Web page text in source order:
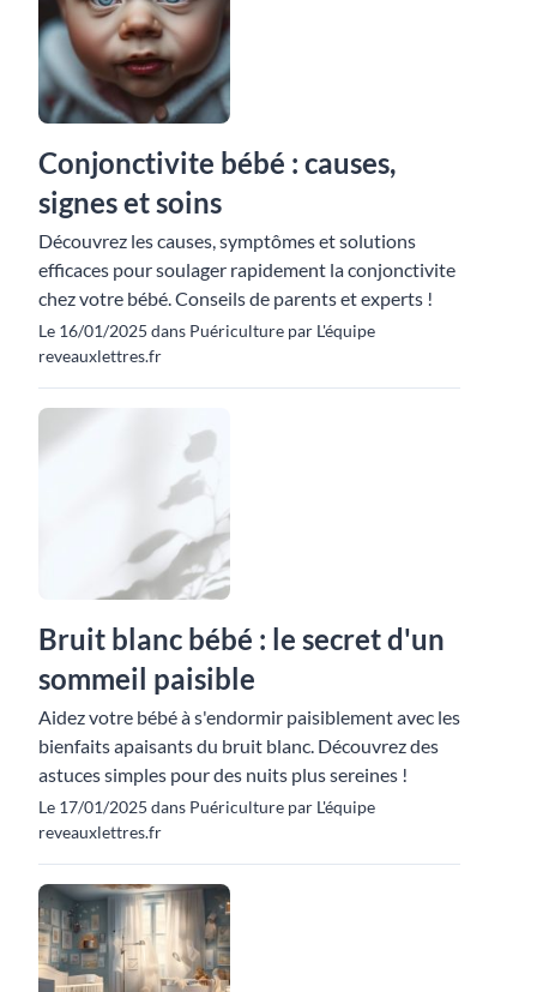
Conjonctivite bébé : causes,
signes et soins
Découvrez les causes, symptômes et solutions
efficaces pour soulager rapidement la conjonctivite
chez votre bébé. Conseils de parents et experts !
Le 16/01/2025 dans Puériculture par L'équipe
reveauxlettres.fr
Bruit blanc bébé : le secret d'un
sommeil paisible
Aidez votre bébé à s'endormir paisiblement avec les
bienfaits apaisants du bruit blanc. Découvrez des
astuces simples pour des nuits plus sereines !
Le 17/01/2025 dans Puériculture par L'équipe
reveauxlettres.fr